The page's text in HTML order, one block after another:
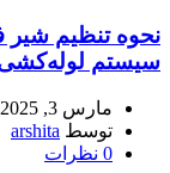
نحوه تنظیم
سیستم
مارس 3, 2025
توسط arshita
0 نظرات